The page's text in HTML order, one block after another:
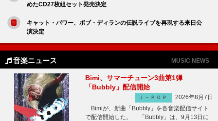
めたCD27枚組セット発売決定
キャット・パワー、ボブ・ディランの伝説ライブを再現する来日公
演決定
音楽ニュース MUSIC NEWS
Bimi、サマーチューン3曲第1弾
「Bubbly」配信開始
Ｊ－ＰＯＰ
2026年8月7日
Bimiが、新曲「Bubbly」を各音楽配信サイト
で配信開始した。 「Bubbly」は、9月13日に